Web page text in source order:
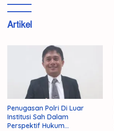
Artikel
Penugasan Polri Di Luar
Institusi Sah Dalam
Perspektif Hukum